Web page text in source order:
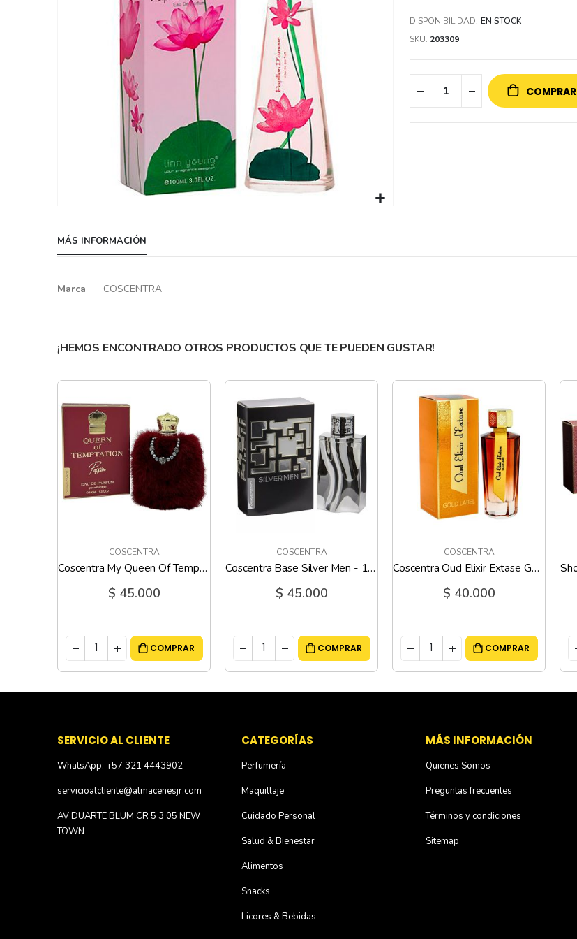
the
beginning
the
DISPONIBILIDAD: EN STOCK
SKU 203309
COMPRAR
MÁS INFORMACIÓN
Más
Marca COSCENTRA
¡HEMOS ENCONTRADO OTROS PRODUCTOS QUE TE PUEDEN GUSTAR!
COSCENTRA
Coscentra My Queen Of Temptation Passion - 100 Ml
$ 45.000
COMPRAR
COSCENTRA
Coscentra Base Silver Men - 100 Ml
$ 45.000
COMPRAR
COSCENTRA
Coscentra Oud Elixir Extase Gold Label - 100 Ml
$ 40.000
COMPRAR
SERVICIO AL CLIENTE
WhatsApp: +57 321 4443902
servicioalcliente@almacenesjr.com
AV DUARTE BLUM CR 5 3 05 NEW
TOWN
CATEGORÍAS
Perfumería
Maquillaje
Cuidado Personal
Salud & Bienestar
Alimentos
Snacks
Licores & Bebidas
MÁS INFORMACIÓN
Quienes Somos
Preguntas frecuentes
Términos y condiciones
Sitemap